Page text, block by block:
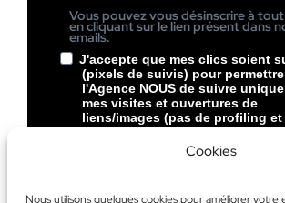
Cookies
Nous utilisons quelques cookies pour améliorer votre
Vous pouvez vous désinscrire à
en cliquant sur le lien présent dans
emails.
J'accepte que mes clics soient
(pixels de suivis) pour
l'Agence NOUS de suivre
mes visites et ouvertures de
liens/images (pas de profiling et
pubs ciblées chez NOUS).
Vous pouvez vous désinscrire à tout